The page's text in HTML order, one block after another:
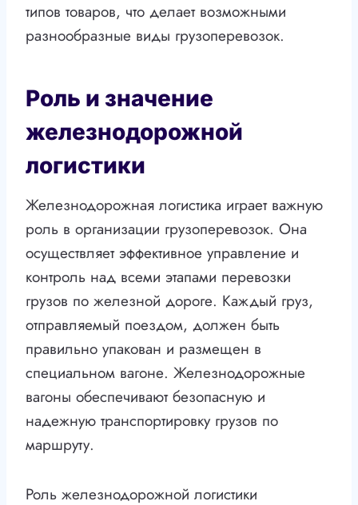
типов товаров, что делает возможными
разнообразные виды грузоперевозок.
Роль и значение
железнодорожной
логистики
Железнодорожная логистика играет важную
роль в организации грузоперевозок. Она
осуществляет эффективное управление и
контроль над всеми этапами перевозки
грузов по железной дороге. Каждый груз,
отправляемый поездом, должен быть
правильно упакован и размещен в
специальном вагоне. Железнодорожные
вагоны обеспечивают безопасную и
надежную транспортировку грузов по
маршруту.
Роль железнодорожной логистики